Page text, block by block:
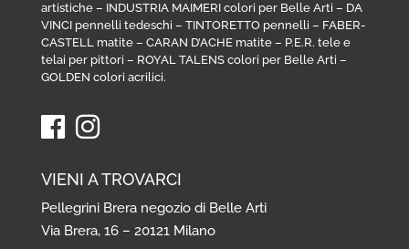
artistiche– INDUSTRIA MAIMERI colori per Belle Arti – DA
VINCI pennelli tedeschi – TINTORETTO pennelli – FABER-
CASTELL matite– CARAN D’ACHE matite– P.E.R. tele e
telai per pittori – ROYAL TALENS colori per Belle Arti –
GOLDEN colori acrilici.
VIENI A TROVARCI
Pellegrini Brera negozio di Belle Arti
Via Brera, 16 – 20121 Milano